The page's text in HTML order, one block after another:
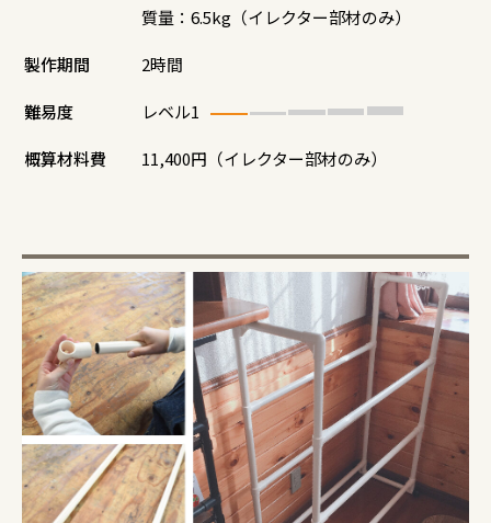
質量：6.5kg（イレクター部材のみ）
製作期間 2時間
難易度 レベル1
概算材料費 11,400円（イレクター部材のみ）